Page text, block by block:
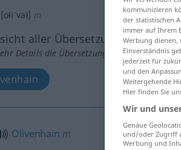
[ołiˈvał] m
aller Übersetzungen
Details die Übersetzung anklicken/
Olivenhain m
kommunizieren
der statistischen
immer auf Ihrem
Werbung dienen,
Einverständnis
jederzeit für
und den
Weitergehende
Hier finden Sie
Wir und
Genaue
und/oder Zugriff
Werbung und